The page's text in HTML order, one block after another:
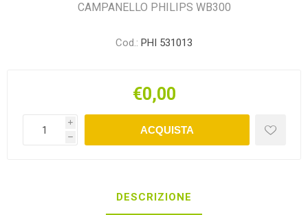
CAMPANELLO PHILIPS WB300
Cod.: PHI 531013
€0,00
i
h
ACQUISTA
DESCRIZIONE